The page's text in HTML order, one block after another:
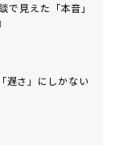
で見えた「本音」
遅さ」にしかない